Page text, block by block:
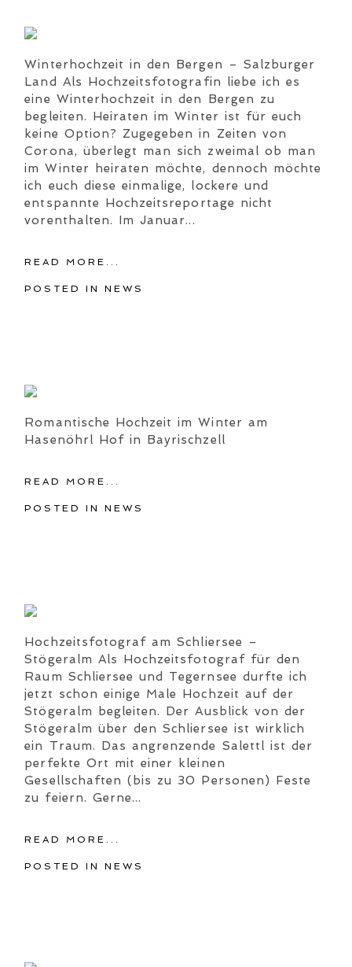
Winterhochzeit in den Bergen – Salzburger
Land Als Hochzeitsfotografin liebe ich es
eine Winterhochzeit in den Bergen zu
begleiten. Heiraten im Winter ist für euch
keine Option? Zugegeben in Zeiten von
Corona, überlegt man sich zweimal ob man
im Winter heiraten möchte, dennoch möchte
ich euch diese einmalige, lockere und
entspannte Hochzeitsreportage nicht
vorenthalten. Im Januar...
READ MORE...
POSTED INNEWS
Romantische Hochzeit im Winter am
Hasenöhrl Hof in Bayrischzell
READ MORE...
POSTED INNEWS
Hochzeitsfotograf am Schliersee –
Stögeralm Als Hochzeitsfotograf für den
Raum Schliersee und Tegernsee durfte ich
jetzt schon einige Male Hochzeit auf der
Stögeralm begleiten. Der Ausblick von der
Stögeralm über den Schliersee ist wirklich
ein Traum. Das angrenzende Salettl ist der
perfekte Ort mit einer kleinen
Gesellschaften (bis zu 30 Personen) Feste
zu feiern. Gerne...
READ MORE...
POSTED INNEWS